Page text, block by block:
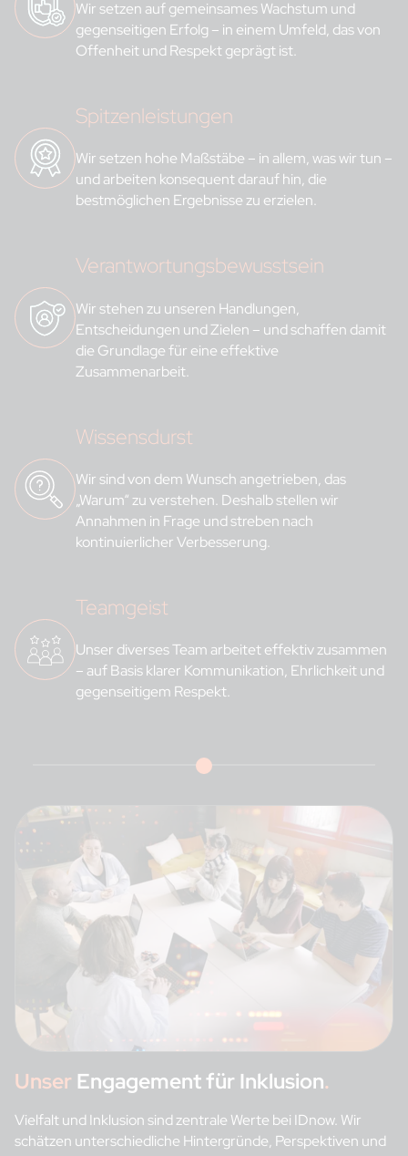
Wir setzen auf gemeinsames Wachstum und
gegenseitigen Erfolg – in einem Umfeld, das von
Offenheit und Respekt geprägt ist.
Spitzenleistungen
Wir setzen hohe Maßstäbe – in allem, was wir tun –
und arbeiten konsequent darauf hin, die
bestmöglichen Ergebnisse zu erzielen.
Verantwortungsbewusstsein
Wir stehen zu unseren Handlungen,
Entscheidungen und Zielen – und schaffen damit
die Grundlage für eine effektive
Zusammenarbeit.
Wissensdurst
Wir sind von dem Wunsch angetrieben, das
„Warum“ zu verstehen. Deshalb stellen wir
Annahmen in Frage und streben nach
kontinuierlicher Verbesserung.
Teamgeist
Unser diverses Team arbeitet effektiv zusammen
– auf Basis klarer Kommunikation, Ehrlichkeit und
gegenseitigem Respekt.
Unser Engagement für Inklusion.
Vielfalt und Inklusion sind zentrale Werte bei IDnow. Wir
schätzen unterschiedliche Hintergründe, Perspektiven und